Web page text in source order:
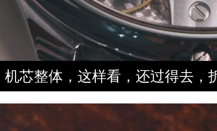
机芯整体，这样看，还过得去，